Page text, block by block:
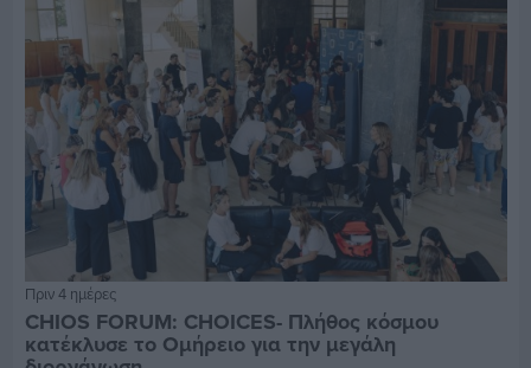
Πριν 4 ημέρες
CHIOS FORUM: CHOICES- Πλήθος κόσμου
κατέκλυσε το Ομήρειο για την μεγάλη